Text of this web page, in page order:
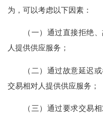
为，可以考虑以下因素：
（一）通过直接拒绝、
人提供供应服务；
（二）通过故意延迟或
交易相对人提供供应服务；
（三）通过要求交易相